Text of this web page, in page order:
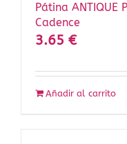
Pátina ANTIQUE
Cadence
3.65 €
Añadir al carrito